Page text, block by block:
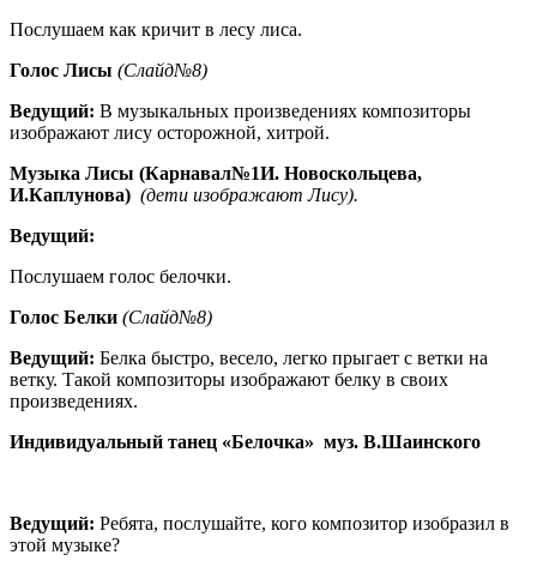
Послушаем как кричит в лесу лиса.
Голос Лисы (Слайд№8)
Ведущий: В музыкальных произведениях композиторы
изображают лису осторожной, хитрой.
Музыка Лисы (Карнавал№1И. Новоскольцева,
И.Каплунова) (дети изображают Лису).
Ведущий:
Послушаем голос белочки.
Голос Белки (Слайд№8)
Ведущий: Белка быстро, весело, легко прыгает с ветки на
ветку. Такой композиторы изображают белку в своих
произведениях.
Индивидуальный танец «Белочка» муз. В.Шаинского
Ведущий: Ребята, послушайте, кого композитор изобразил в
этой музыке?